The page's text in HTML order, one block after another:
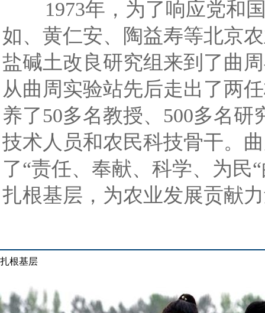
1973年，为了响应党和国
如、黄仁安、陶益寿等北京
盐碱土改良研究组来到了曲
从曲周实验站先后走出了两
养了50多名教授、500多名
技术人员和农民科技骨干。
了“责任、奉献、科学、为民
扎根基层，为农业发展贡献
扎根基层